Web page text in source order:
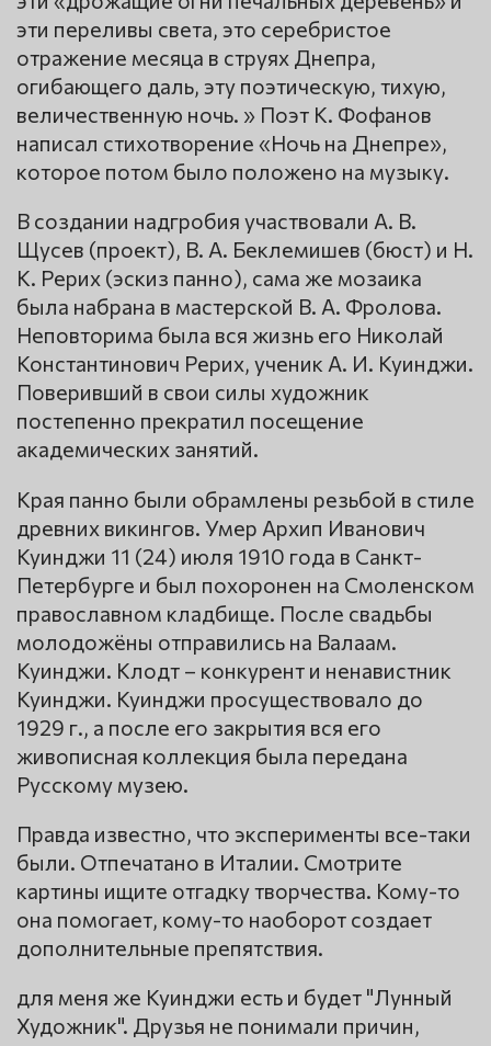
эти переливы света, это серебристое
отражение месяца в струях Днепра,
огибающего даль, эту поэтическую, тихую,
величественную ночь. » Поэт К. Фофанов
написал стихотворение «Ночь на Днепре»,
которое потом было положено на музыку.
В создании надгробия участвовали А. В.
Щусев (проект), В. А. Беклемишев (бюст) и Н.
К. Рерих (эскиз панно), сама же мозаика
была набрана в мастерской В. А. Фролова.
Неповторима была вся жизнь его Николай
Константинович Рерих, ученик А. И. Куинджи.
Поверивший в свои силы художник
постепенно прекратил посещение
академических занятий.
Края панно были обрамлены резьбой в стиле
древних викингов. Умер Архип Иванович
Куинджи 11 (24) июля 1910 года в Санкт-
Петербурге и был похоронен на Смоленском
православном кладбище. После свадьбы
молодожёны отправились на Валаам.
Куинджи. Клодт – конкурент и ненавистник
Куинджи. Куинджи просуществовало до
1929 г., а после его закрытия вся его
живописная коллекция была передана
Русскому музею.
Правда известно, что эксперименты все-таки
были. Отпечатано в Италии. Смотрите
картины ищите отгадку творчества. Кому-то
она помогает, кому-то наоборот создает
дополнительные препятствия.
для меня же Куинджи есть и будет "Лунный
Художник". Друзья не понимали причин,